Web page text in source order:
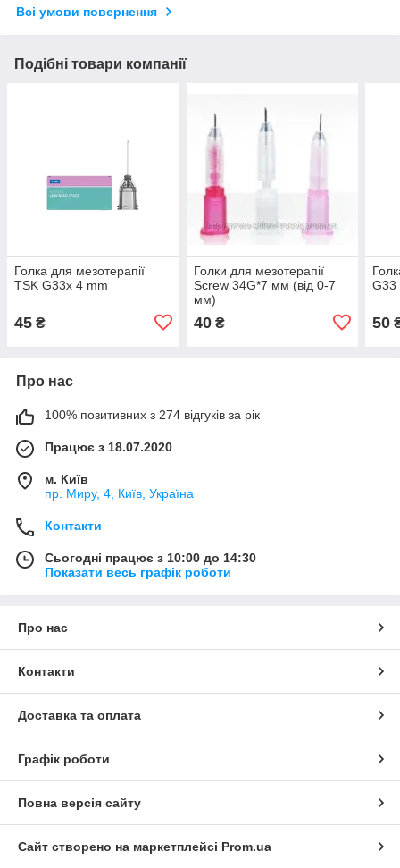
Всі умови повернення
Подібні товари компанії
Голка для мезотерапії
TSK G33x 4 mm
45 ₴
Голки для мезотерапії
Screw 34G*7 мм (від 0-7
мм)
40₴
G33
50
Про нас
100% позитивних з 274 відгуків за рік
Працює з 18.07.2020
м. Київ
пр. Миру, 4, Київ, Україна
Контакти
Сьогодні працює з 10:00 до 14:30
Показати весь графік роботи
Про нас
Контакти
Доставка та оплата
Графік роботи
Повна версія сайту
Сайт створено на маркетплейсі Prom.ua